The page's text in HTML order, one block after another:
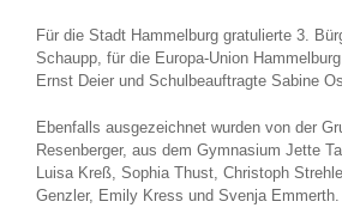
Für die Stadt Hammelburg gratulierte 3.
Schaupp, für die Europa-Union
Ernst Deier und Schulbeauftragte Sabine
Ebenfalls ausgezeichnet wurden von der
Resenberger, aus dem Gymnasium Jette
Luisa Kreß, Sophia Thust, Christoph
Genzler, Emily Kress und Svenja Emmerth.